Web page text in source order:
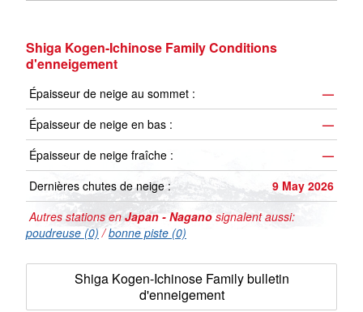
Shiga Kogen-Ichinose Family Conditions
d'enneigement
Épaisseur de neige au sommet :
—
Épaisseur de neige en bas :
—
Épaisseur de neige fraîche :
—
Dernières chutes de neige :
9 May 2026
Autres stations enJapan - Nagano signalent aussi:
poudreuse (0) /bonne piste (0)
Shiga Kogen-Ichinose Family bulletin
d'enneigement